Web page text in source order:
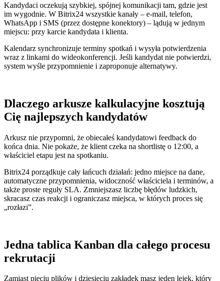
Kandydaci oczekują szybkiej, spójnej komunikacji tam, gdzie jest
im wygodnie. W Bitrix24 wszystkie kanały – e‑mail, telefon,
WhatsApp i SMS (przez dostępne konektory) – lądują w jednym
miejscu: przy karcie kandydata i klienta.
Kalendarz synchronizuje terminy spotkań i wysyła potwierdzenia
wraz z linkami do wideokonferencji. Jeśli kandydat nie potwierdzi,
system wyśle przypomnienie i zaproponuje alternatywy.
Dlaczego arkusze kalkulacyjne kosztują
Cię najlepszych kandydatów
Arkusz nie przypomni, że obiecałeś kandydatowi feedback do
końca dnia. Nie pokaże, że klient czeka na shortlistę o 12:00, a
właściciel etapu jest na spotkaniu.
Bitrix24 porządkuje cały łańcuch działań: jedno miejsce na dane,
automatyczne przypomnienia, widoczność właściciela i terminów, a
także proste reguły SLA. Zmniejszasz liczbę błędów ludzkich,
skracasz czas reakcji i ograniczasz miejsca, w których proces się
„rozłazi”.
Jedna tablica Kanban dla całego procesu
rekrutacji
Zamiast pięciu plików i dziesięciu zakładek masz jeden lejek, który